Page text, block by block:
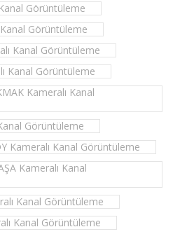
Görüntüleme
Görüntüleme
Kanal Görüntüleme
Kanal Görüntüleme
Kameralı Kanal
Görüntüleme
Kameralı Kanal Görüntüleme
Kameralı Kanal
Kanal Görüntüleme
Kanal Görüntüleme